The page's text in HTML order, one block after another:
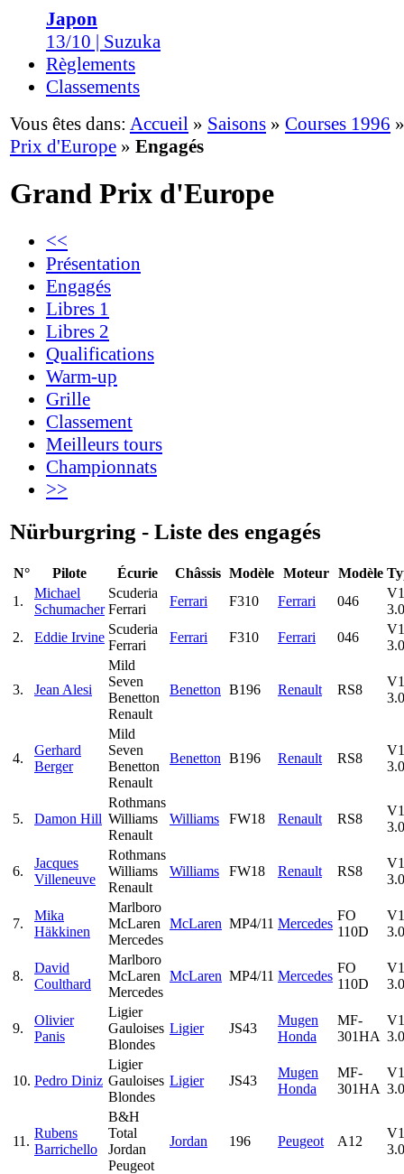
Japon
13/10 | Suzuka
Règlements
Classements
Vous êtes dans: Accueil » Saisons » Courses 1996
Prix d'Europe » Engagés
Grand Prix d'Europe
<<
Présentation
Engagés
Libres 1
Libres 2
Qualifications
Warm-up
Grille
Classement
Meilleurs tours
Championnats
>>
Nürburgring - Liste des engagés
N° Pilote Écurie Châssis Modèle Moteur Modèle
1.
Michael
Schumacher
Scuderia
Ferrari
Ferrari F310 Ferrari 046
2.
Eddie Irvine
Scuderia
Ferrari
Ferrari F310 Ferrari 046
3. Jean Alesi
Mild
Seven
Benetton
Renault
Benetton B196 Renault RS8
4.
Gerhard
Berger
Mild
Seven
Benetton
Renault
Benetton B196 Renault RS8
5. Damon Hill
Rothmans
Williams
Renault
Williams FW18 Renault RS8
6.
Jacques
Villeneuve
Rothmans
Williams
Renault
Williams FW18 Renault RS8
7.
Mika
Häkkinen
Marlboro
McLaren
Mercedes
McLaren MP4/11 Mercedes
FO
110D
8.
David
Coulthard
Marlboro
McLaren
Mercedes
McLaren MP4/11 Mercedes
FO
110D
9.
Olivier
Panis
Ligier
Gauloises
Blondes
Ligier JS43
Mugen
Honda
MF-
301HA
10. Pedro Diniz
Ligier
Gauloises
Blondes
Ligier JS43
Mugen
Honda
MF-
301HA
11.
Rubens
Barrichello
B&H
Total
Jordan
Peugeot
Jordan 196 Peugeot A12